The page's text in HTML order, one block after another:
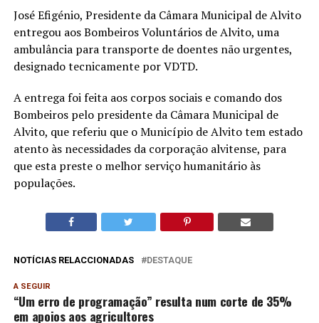
José Efigénio, Presidente da Câmara Municipal de Alvito
entregou aos Bombeiros Voluntários de Alvito, uma
ambulância para transporte de doentes não urgentes,
designado tecnicamente por VDTD.
A entrega foi feita aos corpos sociais e comando dos
Bombeiros pelo presidente da Câmara Municipal de
Alvito, que referiu que o Município de Alvito tem estado
atento às necessidades da corporação alvitense, para
que esta preste o melhor serviço humanitário às
populações.
NOTÍCIAS RELACCIONADAS DESTAQUE
A SEGUIR
“Um erro de programação” resulta num corte de 35%
em apoios aos agricultores